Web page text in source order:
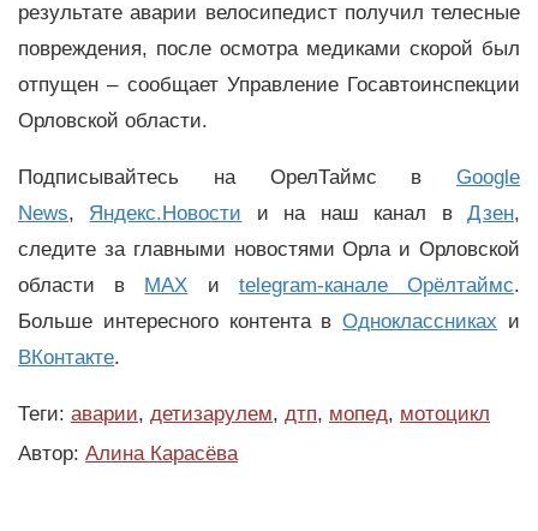
результате аварии велосипедист получил телесные
повреждения, после осмотра медиками скорой был
отпущен – сообщает Управление Госавтоинспекции
Орловской области.
Подписывайтесь на ОрелТаймс в Google
News, Яндекс.Новости и на наш канал вДзен,
следите за главными новостями Орла и Орловской
области в MAX и telegram-канале Орёлтаймс.
Больше интересного контента вОдноклассниках и
ВКонтакте.
Теги: аварии, детизарулем, дтп, мопед, мотоцикл
Автор: Алина Карасёва